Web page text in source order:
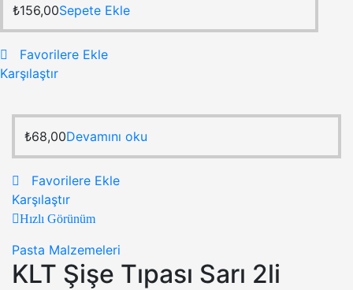
₺156,00Sepete Ekle
Favorilere Ekle
Karşılaştır
₺68,00Devamını oku
Favorilere Ekle
Karşılaştır
Hızlı Görünüm
Pasta Malzemeleri
KLT Şişe Tıpası Sarı 2li